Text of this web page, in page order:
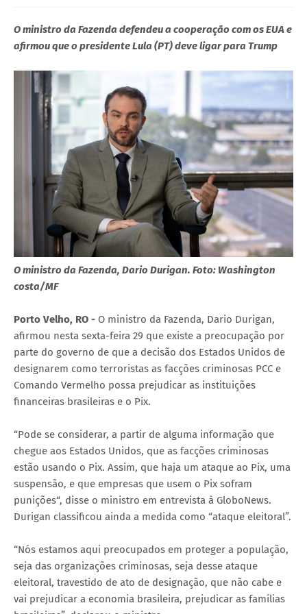
O ministro da Fazenda defendeu a cooperação com os EUA e
afirmou que o presidente Lula (PT) deve ligar para Trump
O ministro da Fazenda, Dario Durigan. Foto: Washington
costa/MF
Porto Velho, RO - O ministro da Fazenda, Dario Durigan,
afirmou nesta sexta-feira 29 que existe a preocupação por
parte do governo de que a decisão dos Estados Unidos de
designarem como terroristas as facções criminosas PCC e
Comando Vermelho possa prejudicar as instituições
financeiras brasileiras e o Pix.
“Pode se considerar, a partir de alguma informação que
chegue aos Estados Unidos, que as facções criminosas
estão usando o Pix. Assim, que haja um ataque ao Pix, uma
suspensão, e que empresas que usem o Pix sofram
punições“, disse o ministro em entrevista à GloboNews.
Durigan classificou ainda a medida como “ataque eleitoral”.
“Nós estamos aqui preocupados em proteger a população,
seja das organizações criminosas, seja desse ataque
eleitoral, travestido de ato de designação, que não cabe e
vai prejudicar a economia brasileira, prejudicar as famílias